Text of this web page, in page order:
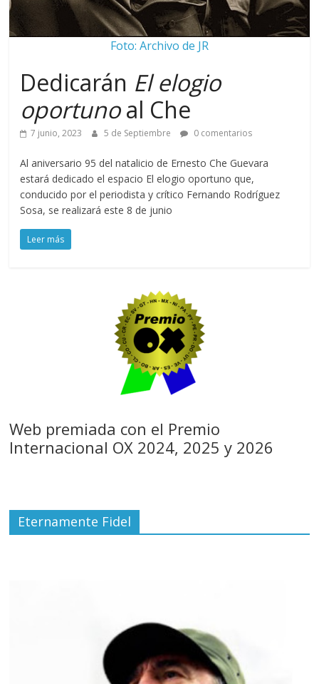
Foto: Archivo de JR
Dedicarán El elogio
oportunoal Che
7 junio, 2023 5 de Septiembre 0 comentarios
Al aniversario 95 del natalicio de Ernesto Che Guevara
estará dedicado el espacio El elogio oportuno que,
conducido por el periodista y crítico Fernando Rodríguez
Sosa, se realizará este 8 de junio
Leer más
Web premiada con el Premio
Internacional OX 2024, 2025 y 2026
Eternamente Fidel